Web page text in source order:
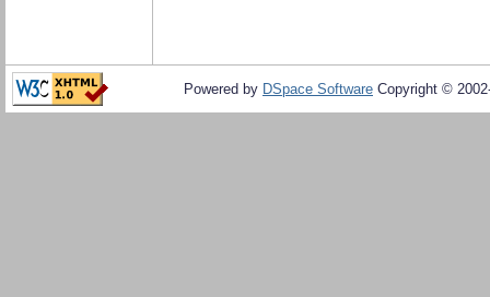
Powered by DSpace Software Copyright ©